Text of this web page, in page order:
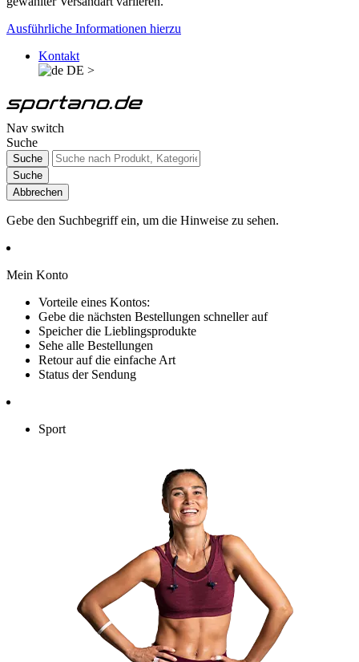
Ausführliche Informationen hierzu
Kontakt
DE >
Nav switch
Suche
Suche
Suche
Abbrechen
Gebe den Suchbegriff ein, um die Hinweise zu sehen.
Mein Konto
Vorteile eines Kontos:
Gebe die nächsten Bestellungen schneller auf
Speicher die Lieblingsprodukte
Sehe alle Bestellungen
Retour auf die einfache Art
Status der Sendung
Sport